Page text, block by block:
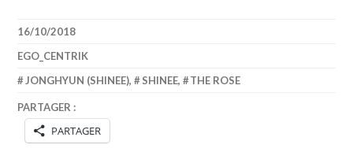
16/10/2018
EGO_CENTRIK
JONGHYUN (SHINEE), SHINEE, THE ROSE
PARTAGER :
PARTAGER